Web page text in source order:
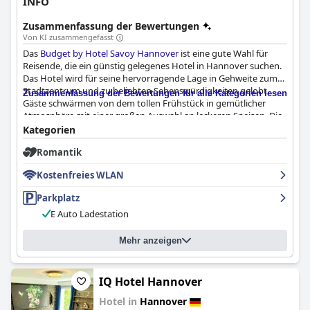
Zusammenfassung der Bewertungen
Von KI zusammengefasst
Das Budget by Hotel Savoy Hannoverist eine gute Wahl für
Reisende, die ein günstig gelegenes Hotel in Hannover suchen.
Das Hotel wird für seine hervorragende Lage in Gehweite zum
Stadtzentrum und zu beliebten Sehenswürdigkeiten gelobt.
Gäste schwärmen von dem tollen Frühstück in gemütlicher
Atmosphäre mit einer großen Auswahl an leckeren Speisen. Die
Zimmer des Hotels sind sauber, gut ausgestattet und bieten
einen komfortablen und angenehmen Aufenthalt zu
erschwinglichen Preisen. Das Personal ist äußerst freundlich und
zu Hause fühlen. Alles in allem ist das
Hannover
großartigen Frühstück, den komfortablen Zimmern und dem
außergewöhnlichen Personal sehr zu empfehlen.
Zusammenfassung der Bewertungen für alle Kategorien lesen
Kategorien
Romantik
Kostenfreies WLAN
Parkplatz
E Auto Ladestation
Mehr anzeigen
IQ Hotel Hannover
Hotel in Hannover